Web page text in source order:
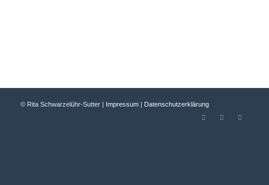
© Rita Schwarzelühr-Sutter | Impressum| Datenschutzerklärung